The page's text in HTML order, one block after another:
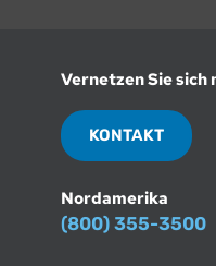
Vernetzen Sie sich
KONTAKT
Nordamerika
(800) 355-3500